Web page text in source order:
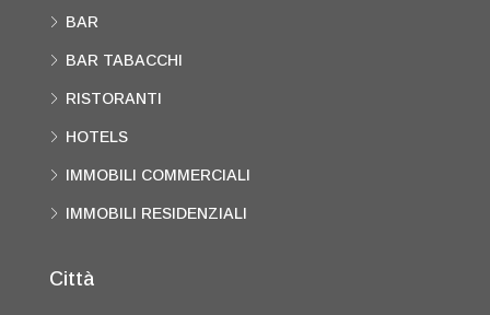
BAR
BAR TABACCHI
RISTORANTI
HOTELS
IMMOBILI COMMERCIALI
IMMOBILI RESIDENZIALI
Città